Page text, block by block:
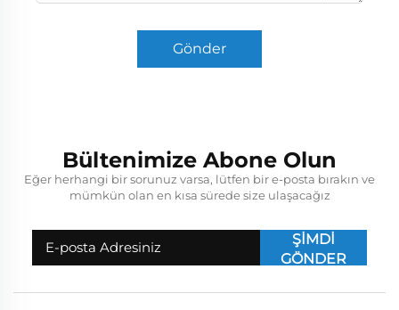
Gönder
Bültenimize Abone Olun
Eğer herhangi bir sorunuz varsa, lütfen bir e-posta bırakın ve
mümkün olan en kısa sürede size ulaşacağız
ŞİMDİ
GÖNDER